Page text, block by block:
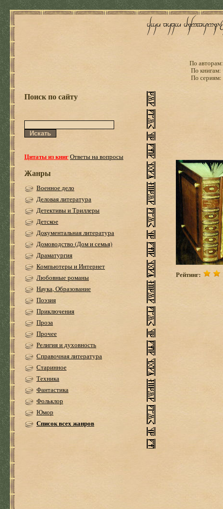
По авторам:
По книгам:
По сериям:
Поиск по сайту
Цитаты из книгОтветы на вопросы
Жанры
Военное дело
Деловая литература
Детективы и Триллеры
Детское
Документальная литература
Домоводство (Дом и семья)
Драматургия
Компьютеры и Интернет
Любовные романы
Наука, Образование
Поэзия
Приключения
Проза
Прочее
Религия и духовность
Справочная литература
Старинное
Техника
Фантастика
Фольклор
Юмор
Список всех жанров
Рейтинг: